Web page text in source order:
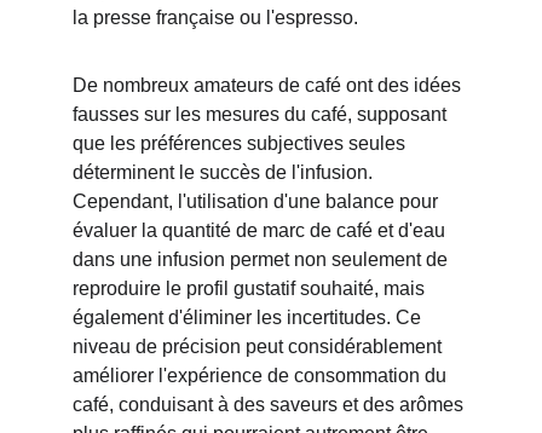
la presse française ou l'espresso.
De nombreux amateurs de café ont des idées
fausses sur les mesures du café, supposant
que les préférences subjectives seules
déterminent le succès de l'infusion.
Cependant, l'utilisation d'une balance pour
évaluer la quantité de marc de café et d'eau
dans une infusion permet non seulement de
reproduire le profil gustatif souhaité, mais
également d'éliminer les incertitudes. Ce
niveau de précision peut considérablement
améliorer l'expérience de consommation du
café, conduisant à des saveurs et des arômes